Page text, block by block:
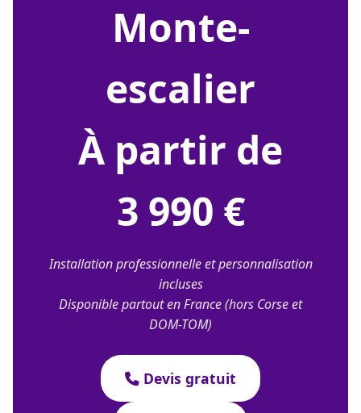
monte-
escalier
À partir de
3 990 €
Installation professionnelle et personnalisation
incluses
Disponible partout en France (hors Corse et
DOM-TOM)
Devis gratuit